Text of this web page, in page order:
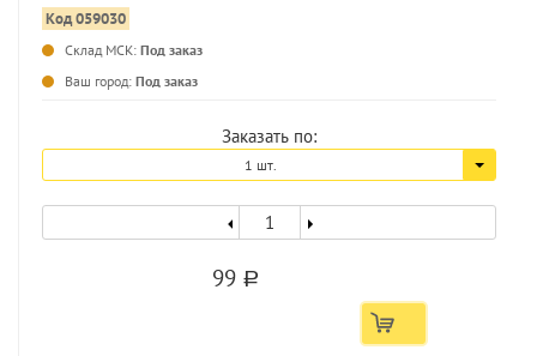
Код 059030
Склад МСК: Под заказ
Ваш город: Под заказ
Заказать по:
1 шт.
99 a